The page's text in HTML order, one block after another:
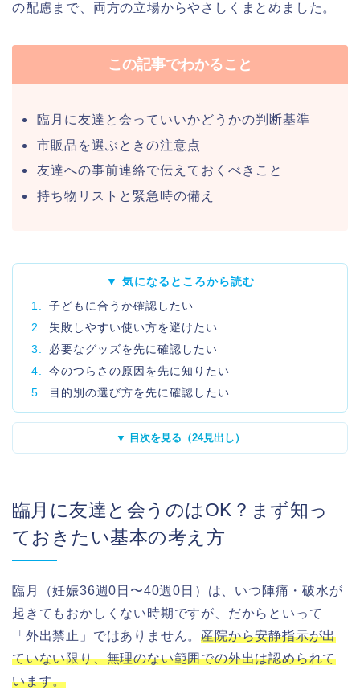
の配慮まで、両方の立場からやさしくまとめました。
この記事でわかること
臨月に友達と会っていいかどうかの判断基準
市販品を選ぶときの注意点
友達への事前連絡で伝えておくべきこと
持ち物リストと緊急時の備え
▼ 気になるところから読む
1.
子どもに合うか確認したい
2.
失敗しやすい使い方を避けたい
3.
必要なグッズを先に確認したい
4.
今のつらさの原因を先に知りたい
5.
目的別の選び方を先に確認したい
▼ 目次を見る（24見出し）
臨月に友達と会うのはOK？まず知っ
ておきたい基本の考え方
臨月（妊娠36週0日〜40週0日）は、いつ陣痛・破水が
起きてもおかしくない時期ですが、だからといって
「外出禁止」ではありません。産院から安静指示が出
ていない限り、無理のない範囲での外出は認められて
います。